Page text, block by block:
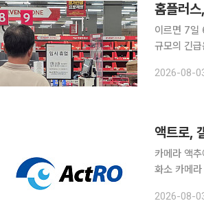
홈플러
이르면 7일 67
규모의 긴
다시 열 전
2026-08-
액트로,
카메라 액
화소 카메라
2026-08-